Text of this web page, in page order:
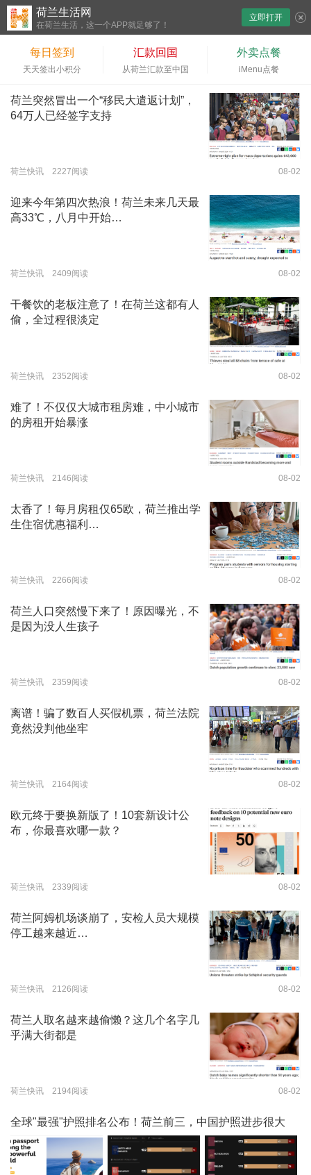
荷兰生活网
在荷兰生活，这一个APP就足够了！
立即打开
每日签到
天天签出小积分
汇款回国
从荷兰汇款至中国
外卖点餐
iMenu点餐
荷兰突然冒出一个“移民大遣返计划”，
64万人已经签字支持
荷兰快讯 2227阅读 08-02
迎来今年第四次热浪！荷兰未来几天最
高33℃，八月中开始…
荷兰快讯 2409阅读 08-02
干餐饮的老板注意了！在荷兰这都有人
偷，全过程很淡定
荷兰快讯 2352阅读 08-02
难了！不仅仅大城市租房难，中小城市
的房租开始暴涨
荷兰快讯 2146阅读 08-02
太香了！每月房租仅65欧，荷兰推出学
生住宿优惠福利…
荷兰快讯 2266阅读 08-02
荷兰人口突然慢下来了！原因曝光，不
是因为没人生孩子
荷兰快讯 2359阅读 08-02
离谱！骗了数百人买假机票，荷兰法院
竟然没判他坐牢
荷兰快讯 2164阅读 08-02
欧元终于要换新版了！10套新设计公
布，你最喜欢哪一款？
荷兰快讯 2339阅读 08-02
荷兰阿姆机场谈崩了，安检人员大规模
停工越来越近…
荷兰快讯 2126阅读 08-02
荷兰人取名越来越偷懒？这几个名字几
乎满大街都是
荷兰快讯 2194阅读 08-02
全球"最强"护照排名公布！荷兰前三，中国护照进步很大